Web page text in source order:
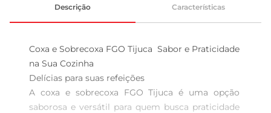
Descrição Características
Coxa e Sobrecoxa FGO Tijuca  Sabor e Praticidade
na Sua Cozinha
Delícias para suas refeições
A coxa e sobrecoxa FGO Tijuca é uma opção
saborosa e versátil para quem busca praticidade